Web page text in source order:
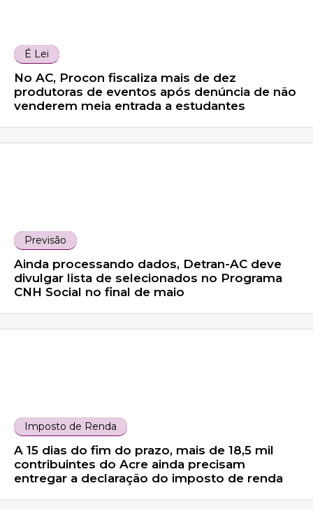
É Lei
No AC, Procon fiscaliza mais de dez
produtoras de eventos após denúncia de não
venderem meia entrada a estudantes
Previsão
Ainda processando dados, Detran-AC deve
divulgar lista de selecionados no Programa
CNH Social no final de maio
Imposto de Renda
A 15 dias do fim do prazo, mais de 18,5 mil
contribuintes do Acre ainda precisam
entregar a declaração do imposto de renda